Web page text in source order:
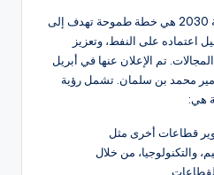
رؤية المملكة العربية السعودية 2030 هي خطة طموحة تهدف إلى
اعتماده على النفط، وتعزيز
تم الإعلان عنها في أبريل
الأمير محمد بن سلمان. تشمل رؤية
قطاعات أخرى مثل
والتكنولوجيا، من خلال